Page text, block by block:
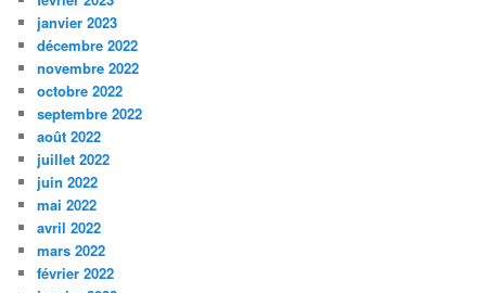
janvier 2023
décembre 2022
novembre 2022
octobre 2022
septembre 2022
août 2022
juillet 2022
juin 2022
mai 2022
avril 2022
mars 2022
février 2022